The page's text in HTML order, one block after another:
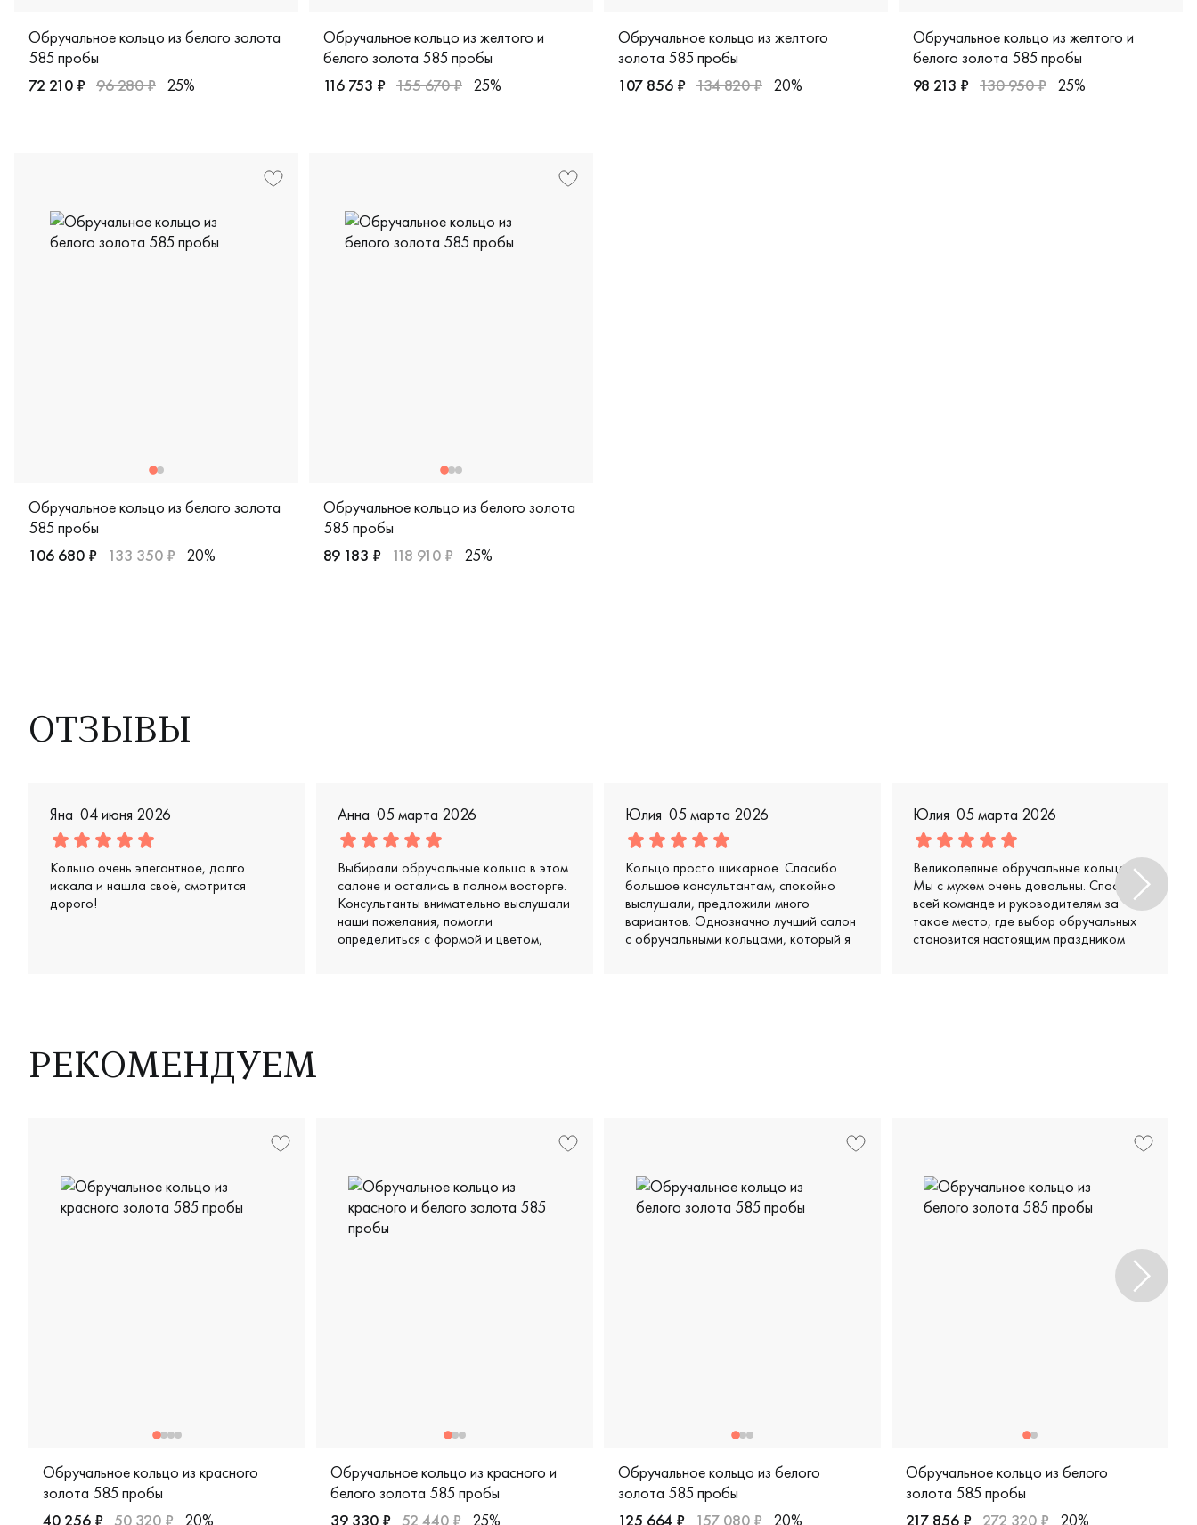
Обручальное кольцо из белого золота
585 пробы
72 210 ₽ 96 280 ₽ 25%
Обручальное кольцо из желтого и
белого золота 585 пробы
116 753 ₽ 155 670 ₽ 25%
Обручальное кольцо из желтого
золота 585 пробы
107 856 ₽ 134 820 ₽ 20%
Обручальное кольцо из желтого и
белого золота 585 пробы
98 213 ₽ 130 950 ₽ 25%
Обручальное кольцо из белого золота
585 пробы
106 680 ₽ 133 350 ₽ 20%
Обручальное кольцо из белого золота
585 пробы
89 183 ₽ 118 910 ₽ 25%
ОТЗЫВЫ
Яна 04 июня 2026
Кольцо очень элегантное, долго
искала и нашла своё, смотрится
дорого!
Анна 05 марта 2026
Выбирали обручальные кольца в этом
салоне и остались в полном восторге.
Консультанты внимательно выслушали
наши пожелания, помогли
определиться с формой и цветом,
Юлия 05 марта 2026
Кольцо просто шикарное. Спасибо
большое консультантам, спокойно
выслушали, предложили много
вариантов. Однозначно лучший салон
с обручальными кольцами, который я
Юлия 05 марта 2026
Великолепные обручальные кольца.
Мы с мужем очень довольны. Спасибо
всей команде и руководителям за
такое место, где выбор обручальных
становится настоящим праздником
РЕКОМЕНДУЕМ
Обручальное кольцо из красного
золота 585 пробы
40 256 ₽ 50 320 ₽ 20%
Обручальное кольцо из красного и
белого золота 585 пробы
39 330 ₽ 52 440 ₽ 25%
Обручальное кольцо из белого
золота 585 пробы
125 664 ₽ 157 080 ₽ 20%
Обручальное кольцо из белого
золота 585 пробы
217 856 ₽ 272 320 ₽ 20%